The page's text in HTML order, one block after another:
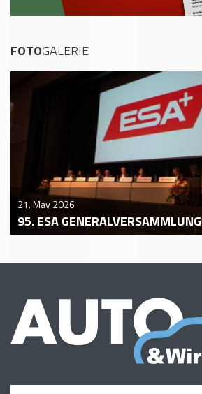
FOTOGALERIE
21. May 2026
95. ESA GENERALVERSAMMLUNG